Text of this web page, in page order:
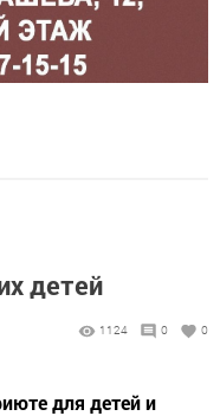
детей
1124 0 0
для детей и